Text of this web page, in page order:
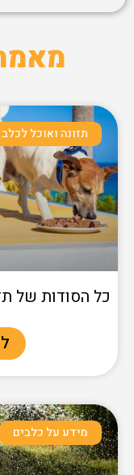
תזונה ואוכל לכלב
כל הסודות של
מידע על כלבים